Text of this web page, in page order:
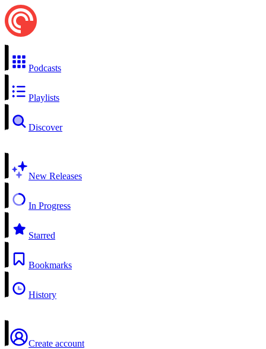
Podcasts
Playlists
Discover
New Releases
In Progress
Starred
Bookmarks
History
Create account